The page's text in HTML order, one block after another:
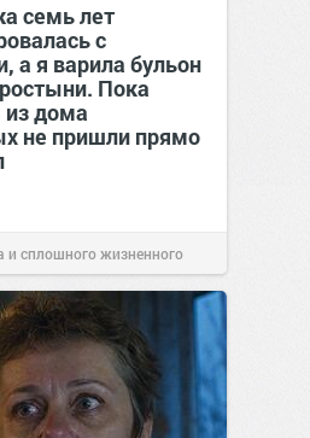
семь лет
с
а я варила бульон
Пока
дома
не пришли прямо
и сплошного жизненного